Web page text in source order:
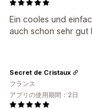
Ein cooles und
auch schon sehr gut
Secret de Cristaux
フランス
アプリの使用期間：2日